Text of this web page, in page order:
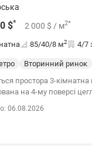
$* 2 000 $ / м2*
85/40/8 м2 4/7
Вторинний ринок
простора 3-
на 4-му поверсі
06.08.2026